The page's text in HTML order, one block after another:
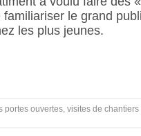
le grand
les plus jeunes.
ouvertes, visites de